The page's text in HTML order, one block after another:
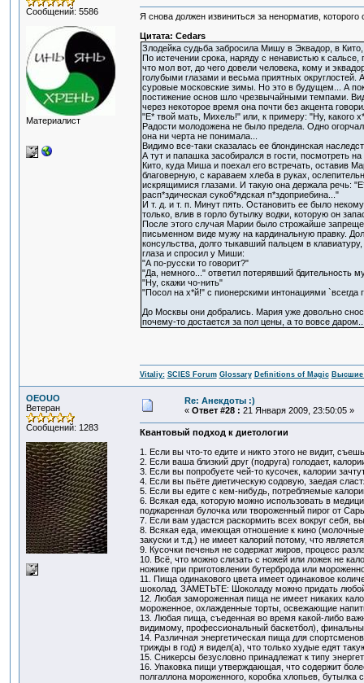
Сообщений: 5586
Материалист
Я снова должен извиниться за ненорматив,
Цитата: Cedars
Злодейка судьба забросила Мишу в Эквадор, в Кито,
По истечении срока, наряду с ненавистью к
что мол вот, до чего довели человека, кому и
голубыми глазами и весьма приятных округлостей.
суровые московские зимы. Но это в будущем... А
постижение основ шло чрезвычайными темпами.
через некоторое время она почти без акцента
"Е* твой мать, Михель!" или, к примеру: "Ну, какого
Радости молодожена не было предела. Одно
она ни черта не понимала...
Видимо все-таки сказалась ее блондинская
А тут и папашка засобирался в гости, посмотреть
Кито, куда Миша и поехал его встречать, оставив
благоверную, с караваем хлеба в руках,
искрящимися глазами. И такую она держала речь:
расп*здическая сукоб*ядская п*здоприебина..."
И т. д. и т. п. Минут пять. Остановить ее было
только, влив в горло бутылку водки, которую он
После этого случая Марии было строжайше
письменном виде мужу на кардинальную правку.
консульства, долго тыкавший пальцем в
глаза и спросил у Миши:
"А по-русски то говорит?"
"Да, немного..." ответил потерявший бдительность
"Ну, скажи чо-нить"
"Посол на х*й!" с пионерскими интонациями `всегда
До Москвы они добрались. Мария уже довольно
почему-то достается за пол цены, а то вовсе
Vitaliy: SCIES Forum Glossary Definitions of Magic Высшие
OEOUO
Ветеран
Сообщений: 1283
Re: Анекдоты :)
« Ответ #28 : 21 Января 2009, 23:50:05 »
Квантовый подход к диетологии
1. Если вы что-то едите и никто этого не видит,
2. Если ваша близкий друг (подруга) голодает,
3. Если вы попробуете чей-то кусочек, калории
4. Если вы пьёте диетическую содовую, заедая
5. Если вы едите с кем-нибудь, потребляемые
6. Всякая еда, которую можно использовать в
поджаренная булочка или твороженный пирог от
7. Если вам удастся раскормить всех вокруг себя,
8. Всякая еда, имеющая отношение к кино
закуски и т.д.) не имеет калорий потому, что
9. Кусочки печенья не содержат жиров, процесс
10. Всё, что можно слизать с ножей или ложек не
ножике при приготовлении бутерброда или
11. Пища одинакового цвета имеет одинаковое
шоколад. ЗАМЕТЬТЕ: Шоколаду можно придать
12. Любая замороженная пища не имеет никаких
мороженное, охлажденные торты, освежающие
13. Любая пища, съеденная во время какой-либо
видимому, профессиональный баскетбол),
14. Различная энергетическая пища для
трижды в год) я видел(а), что только худые едят
15. Сникерсы безусловно принадлежат к типу
16. Упаковка пищи утверждающая, что содержит
полгаллона мороженного, коробка хлопьев,